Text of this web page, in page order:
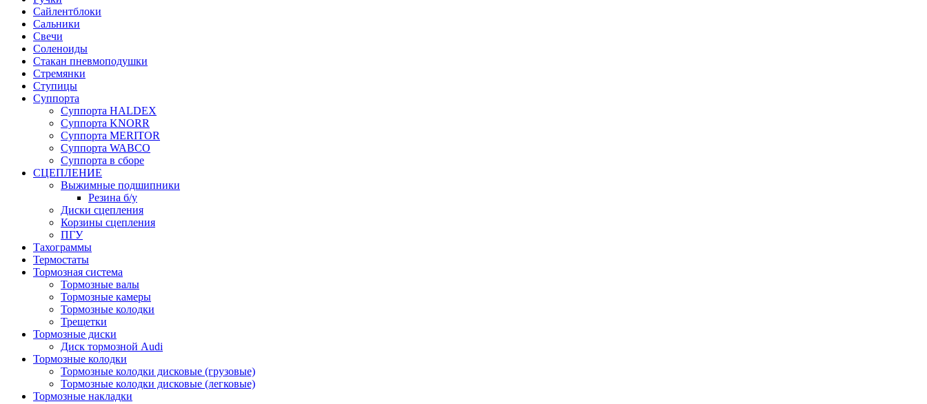
Сайлентблоки
Сальники
Свечи
Соленоиды
Стакан пневмоподушки
Стремянки
Ступицы
Суппорта
Суппорта HALDEX
Суппорта KNORR
Суппорта MERITOR
Суппорта WABCO
Суппорта в сборе
СЦЕПЛЕНИЕ
Выжимные подшипники
Резина б/у
Диски сцепления
Корзины сцепления
ПГУ
Тахограммы
Термостаты
Тормозная система
Тормозные валы
Тормозные камеры
Тормозные колодки
Трещетки
Тормозные диски
Диск тормозной Audi
Тормозные колодки
Тормозные колодки дисковые (грузовые)
Тормозные колодки дисковые (легковые)
Тормозные накладки